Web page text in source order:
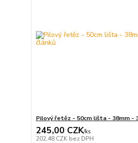
Pilový řetěz - 50cm lišta - 38mm -
245,00 CZK/ks
202,48 CZK bez DPH